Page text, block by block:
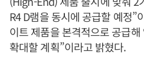
R4 D램을 동시에 공급할 예정”
이트 제품을 본격적으로 공급
확대할 계획”이라고 밝혔다.